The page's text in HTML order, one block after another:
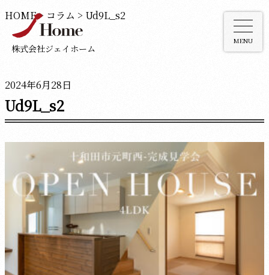
株式会社ジェイホーム
MENU
HOME> コラム > Ud9L_s2
2024年6月28日
Ud9L_s2